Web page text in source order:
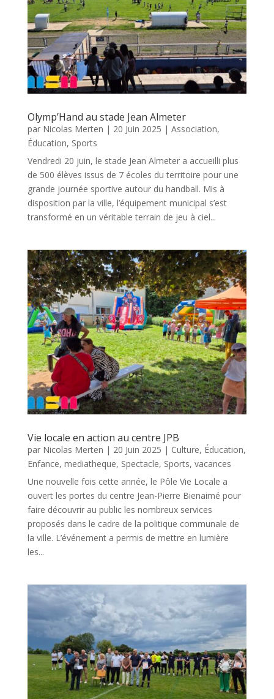
Olymp’Hand au stade Jean Almeter
par Nicolas Merten | 20 Juin 2025 | Association,
Éducation, Sports
Vendredi 20 juin, le stade Jean Almeter a accueilli plus
de 500 élèves issus de 7 écoles du territoire pour une
grande journée sportive autour du handball. Mis à
disposition par la ville, l’équipement municipal s’est
transformé en un véritable terrain de jeu à ciel...
Vie locale en action au centre JPB
par Nicolas Merten | 20 Juin 2025 | Culture, Éducation,
Enfance, mediatheque, Spectacle, Sports, vacances
Une nouvelle fois cette année, le Pôle Vie Locale a
ouvert les portes du centre Jean-Pierre Bienaimé pour
faire découvrir au public les nombreux services
proposés dans le cadre de la politique communale de
la ville. L’événement a permis de mettre en lumière
les...